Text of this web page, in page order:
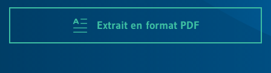
Extrait en format PDF